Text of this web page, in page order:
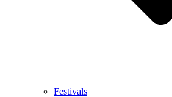
Festivals